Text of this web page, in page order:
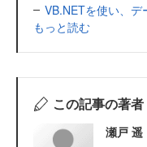
VB.NETを使い、デ
もっと読む
この記事の著者
瀬戸 遥